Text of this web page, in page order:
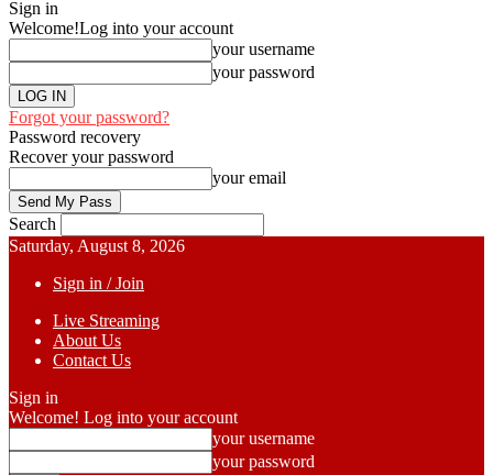
Sign in
Welcome!Log into your account
your username
your password
Forgot your password?
Password recovery
Recover your password
your email
Search
Saturday, August 8, 2026
Sign in / Join
Live Streaming
About Us
Contact Us
Sign in
Welcome! Log into your account
your username
your password